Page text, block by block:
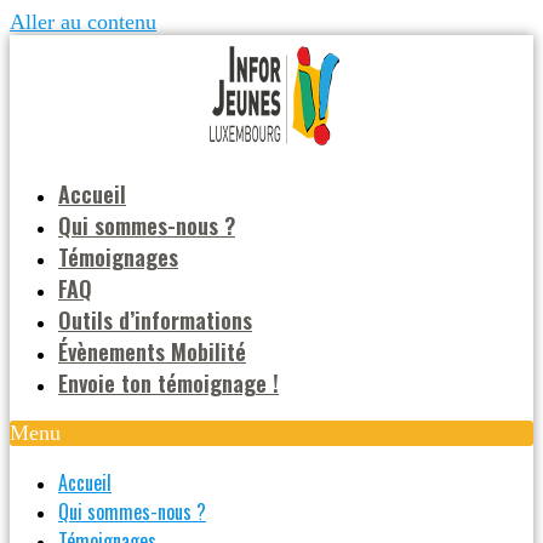
Aller au contenu
Accueil
Qui sommes-nous ?
Témoignages
FAQ
Outils d’informations
Évènements Mobilité
Envoie ton témoignage !
Menu
Accueil
Qui sommes-nous ?